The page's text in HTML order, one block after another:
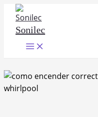
contenido
Sonilec
Main
Menu